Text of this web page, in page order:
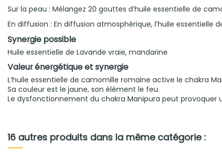
Sur la peau : Mélangez 20 gouttes d’huile essentielle de
En diffusion : En diffusion atmosphérique, l’huile
Synergie possible
Huile essentielle de Lavande vraie, mandarine
Valeur énergétique et synergie
L’huile essentielle de camomille romaine active le chakra
Sa couleur est le jaune, son élément le feu.
Le dysfonctionnement du chakra Manipura peut provoquer
16 autres produits dans la même catégorie :